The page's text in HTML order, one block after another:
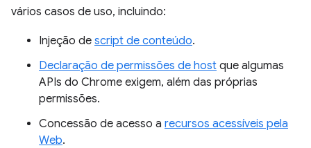
vários casos de uso, incluindo:
Injeção de script de conteúdo.
Declaração de permissões de host que algumas
APIs do Chrome exigem, além das próprias
permissões.
Concessão de acesso a recursos acessíveis pela
Web.